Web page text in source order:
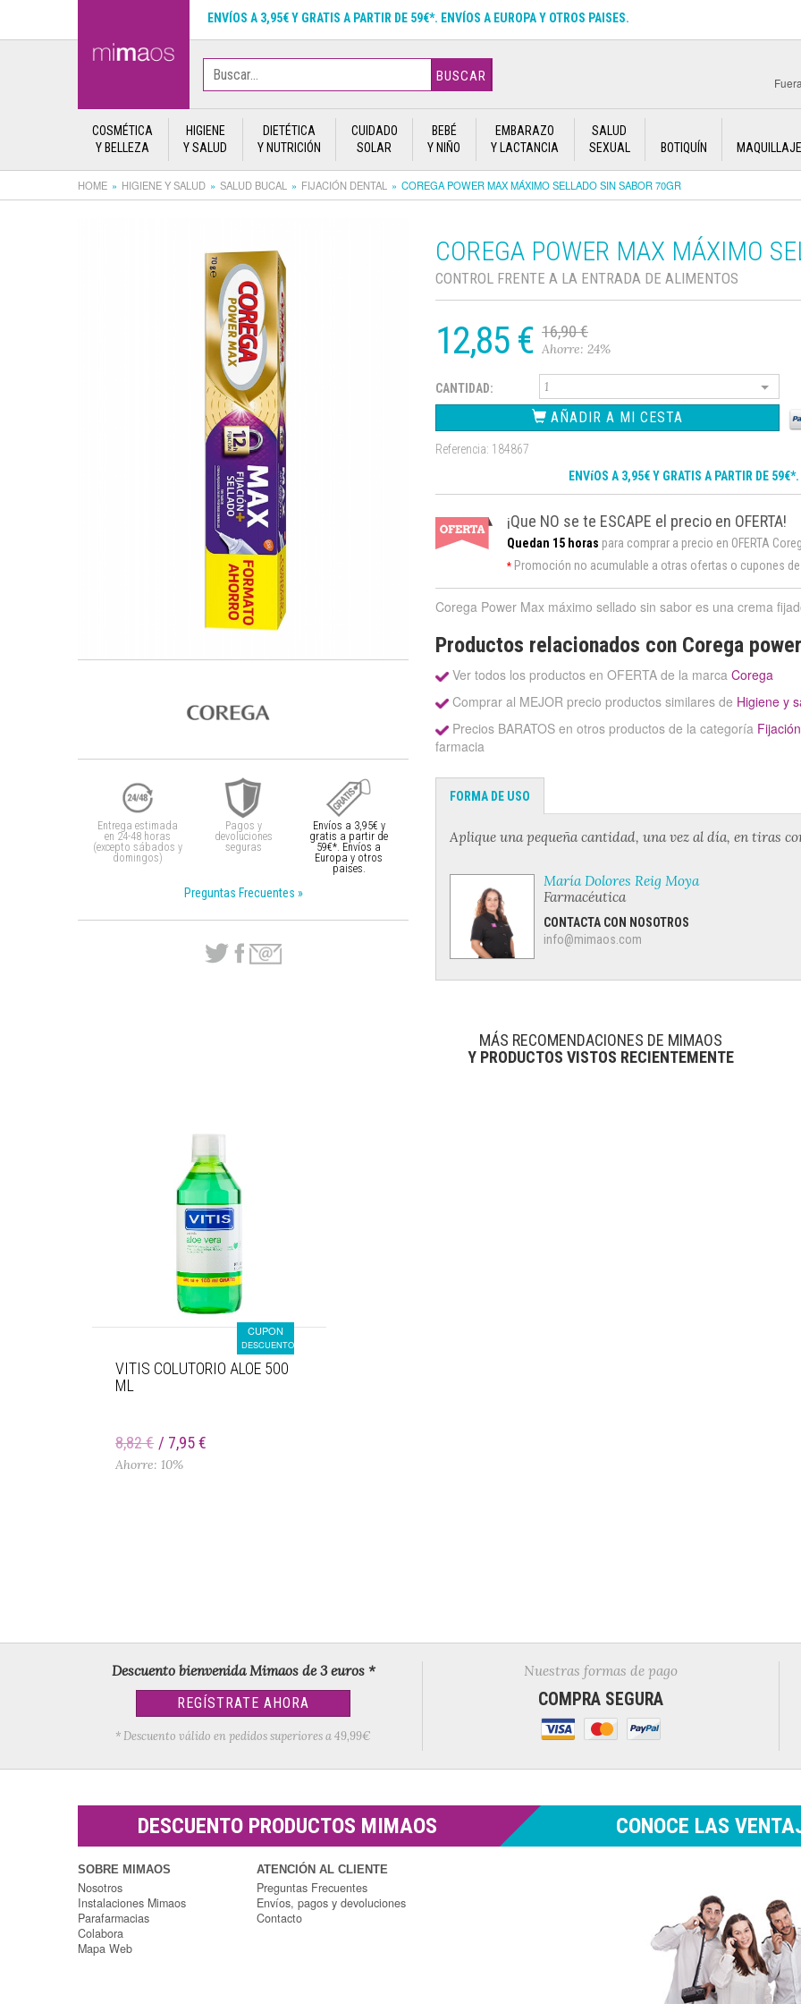
ENVÍOS A 3,95€ Y GRATIS A PARTIR DE 59€*. ENVÍOS A EUROPA Y OTROS PAISES.
BUSCAR
COSMÉTICA
Y BELLEZA
HIGIENE
Y SALUD
DIETÉTICA
Y NUTRICIÓN
CUIDADO
SOLAR
BEBÉ
Y NIÑO
EMBARAZO
Y LACTANCIA
SALUD
SEXUAL
BOTIQUÍN MAQUILLAJE
HOME HIGIENE Y SALUD SALUD BUCAL FIJACIÓN DENTAL COREGA POWER MAX MÁXIMO SELLADO SIN SABOR 70GR
Entrega estimada
en 24-48 horas
(excepto sábados y
domingos)
Pagos y
devoluciones
seguras
Envíos a 3,95€ y
gratis a partir de
59€*. Envíos a
Europa y otros
paises.
Preguntas Frecuentes »
COREGA POWER MAX MÁXIMO
CONTROL FRENTE A LA ENTRADA DE ALIMENTOS
12,85 € 16,90 €
Ahorre: 24%
CANTIDAD:
AÑADIR A MI CESTA
Referencia: 184867
ENVíOS A 3,95€ Y GRATIS A PARTIR DE 59€*.
¡Que NO se te ESCAPE el precio en OFERTA!
Quedan 15 horas para comprar a precio en OFERTA
* Promoción no acumulable a otras ofertas o cupones
Corega Power Max máximo sellado sin sabor es una crema
Productos relacionados con Corega
Ver todos los productos en OFERTA de la marca Corega
Comprar al MEJOR precio productos similares de Higiene y
Precios BARATOS en otros productos de la categoría
farmacia
FORMA DE USO
Aplique una pequeña cantidad, una vez al día, en tiras
María Dolores Reig Moya
Farmacéutica
CONTACTA CON NOSOTROS
info@mimaos.com
MÁS RECOMENDACIONES DE MIMAOS
Y PRODUCTOS VISTOS RECIENTEMENTE
CUPON
DESCUENTO
VITIS COLUTORIO ALOE 500
ML
8,82 € 7,95 €
Ahorre: 10%
Descuento bienvenida Mimaos de 3 euros *
REGÍSTRATE AHORA
* Descuento válido en pedidos superiores a 49,99€
Nuestras formas de pago
COMPRA SEGURA
DESCUENTO PRODUCTOS MIMAOS CONOCE LAS
SOBRE MIMAOS
Nosotros
Instalaciones Mimaos
Parafarmacias
Colabora
Mapa Web
ATENCIÓN AL CLIENTE
Preguntas Frecuentes
Envíos, pagos y devoluciones
Contacto